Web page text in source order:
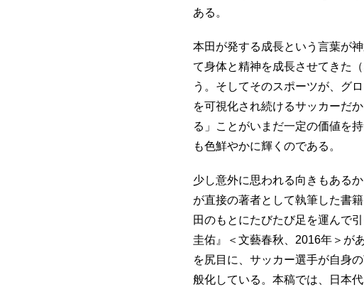
ある。
本田が発する成長という言葉が
て身体と精神を成長させてきた
う。そしてそのスポーツが、グ
を可視化され続けるサッカーだ
る」ことがいまだ一定の価値を
も色鮮やかに輝くのである。
少し意外に思われる向きもある
が直接の著者として執筆した書
田のもとにたびたび足を運んで
圭佑』＜文藝春秋、2016年＞が
を尻目に、サッカー選手が自身
般化している。本稿では、日本